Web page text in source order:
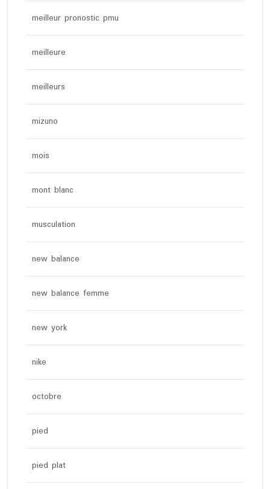
meilleur pronostic pmu
meilleure
meilleurs
mizuno
mois
mont blanc
musculation
new balance
new balance femme
new york
nike
octobre
pied
pied plat